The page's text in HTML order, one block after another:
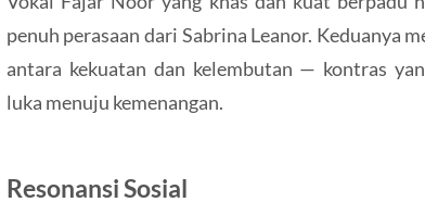
penuh perasaan dari Sabrina Leanor. Keduanya
antara kekuatan dan kelembutan — kontras
luka menuju kemenangan.
Resonansi Sosial